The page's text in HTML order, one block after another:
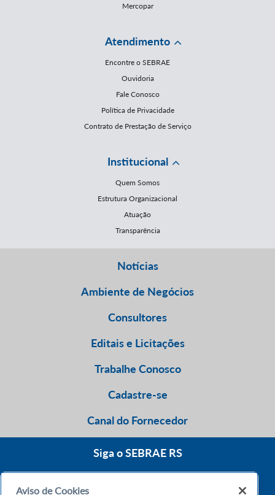
Mercopar
Atendimento
Encontre o SEBRAE
Ouvidoria
Fale Conosco
Política de Privacidade
Contrato de Prestação de Serviço
Institucional
Quem Somos
Estrutura Organizacional
Atuação
Transparência
Notícias
Ambiente de Negócios
Consultores
Editais e Licitações
Trabalhe Conosco
Cadastre-se
Canal do Fornecedor
Siga o SEBRAE RS
Aviso de Cookies